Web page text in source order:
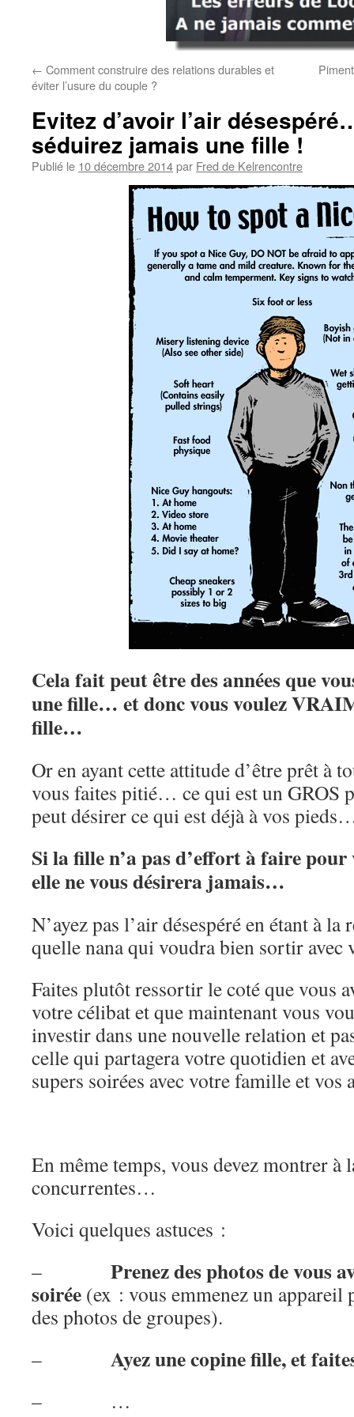
← Comment construire des relations durables et
éviter l’usure du couple ?
Evitez d’avoir l’air
séduirez jamais une fille !
Publié le 10 décembre 2014par Fred de Kelrencontre
Cela fait peut être des années que
une fille… et donc vous voulez
fille…
Or en ayant cette attitude d’être prêt à
vous faites pitié… ce qui est un GROS
peut désirer ce qui est déjà à vos
Si la fille n’a pas d’effort à faire
elle ne vous désirera jamais…
N’ayez pas l’air désespéré en étant à
quelle nana qui voudra bien sortir
Faites plutôt ressortir le coté que vous
votre célibat et que maintenant vous
investir dans une nouvelle relation et
celle qui partagera votre quotidien et
supers soirées avec votre famille et vos
En même temps, vous devez montrer à
concurrentes…
Voici quelques astuces :
– Prenez des photos de vous
soirée (ex : vous emmenez un appareil
des photos de groupes).
– Ayez une copine fille, et
– …